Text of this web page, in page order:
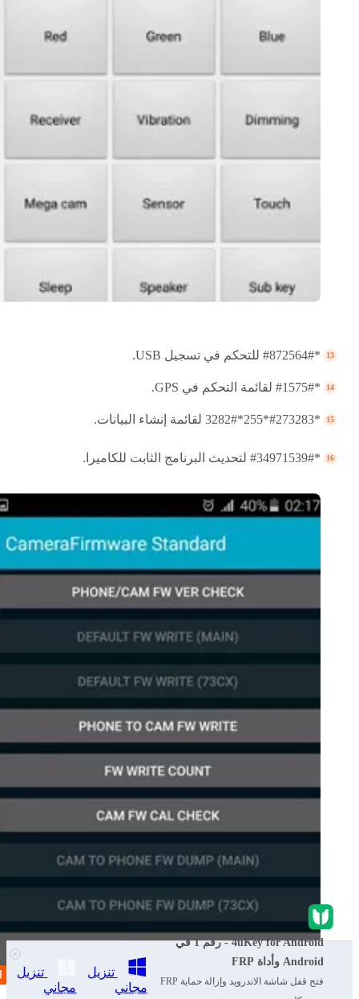
*#872564# للتحكم في تسجيل USB.
*#1575# لقائمة التحكم في GPS.
*#273283*255*3282# لقائمة إنشاء البيانات.
*#34971539# لتحديث البرنامج الثابت للكاميرا.
4uKey for Android - رقم 1 في
Android وأداة FRP
فتح قفل شاشة الاندرويد وإزالة حماية FRP
تنزيل
مجاني
تنزيل
مجاني